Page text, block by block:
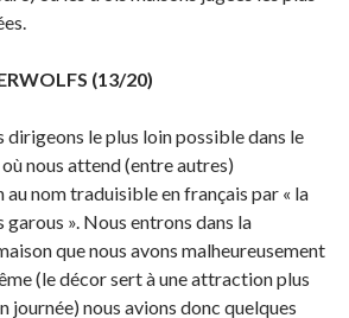
(13/20)
dirigeons le plus loin possible dans le
nous attend (entre autres)
nom traduisible en français par « la
». Nous entrons dans la
que nous avons malheureusement
(le décor sert à une attraction plus
journée) nous avions donc quelques